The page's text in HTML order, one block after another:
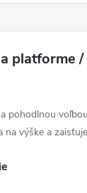
platforme
pohodlnou
na výške a